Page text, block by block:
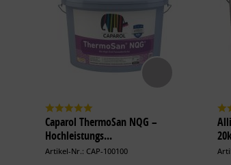
Caparol ThermoSan NQG –
Hochleistungs...
Artikel-Nr.: CAP-100100